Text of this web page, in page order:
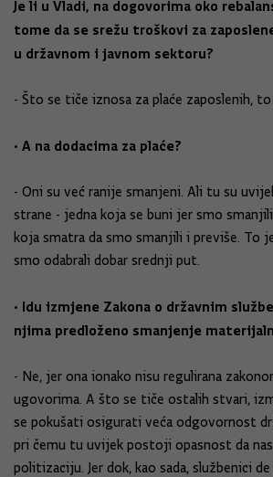
Je li u Vladi, na dogovorima oko
tome da se srežu troškovi za
u državnom i javnom sektoru?
- Što se tiče iznosa za plaće zaposlenih,
• A na dodacima za plaće?
- Oni su već ranije smanjeni. Ali tu su
strane - jedna koja se buni jer smo
koja smatra da smo smanjili i previše. To
smo odabrali dobar srednji put.
• Idu izmjene Zakona o državnim
njima predloženo smanjenje
- Ne, jer ona ionako nisu regulirana
ugovorima. A što se tiče ostalih stvari,
se pokušati osigurati veća odgovornost
pri čemu tu uvijek postoji opasnost da
politizaciju. Jer dok, kao sada, službenici